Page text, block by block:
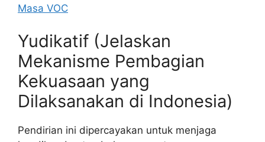
Masa VOC
Yudikatif (Jelaskan
Mekanisme Pembagian
Kekuasaan yang
Dilaksanakan di Indonesia)
Pendirian ini dipercayakan untuk menjaga